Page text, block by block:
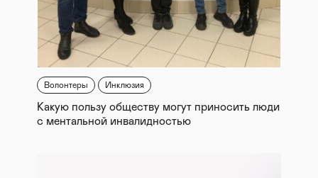
Волонтеры Инклюзия
Какую пользу обществу могут приносить люди
с ментальной инвалидностью